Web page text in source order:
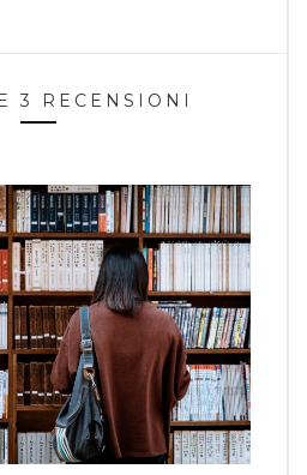
3 RECENSIONI